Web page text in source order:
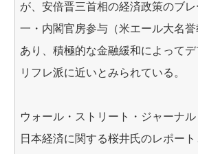
が、安倍晋三首相の経済政策のブ
一・内閣官房参与（米エール大名
あり、積極的な金融緩和によって
リフレ派に近いとみられている。
ウォール・ストリート・ジャーナ
日本経済に関する桜井氏のレポー